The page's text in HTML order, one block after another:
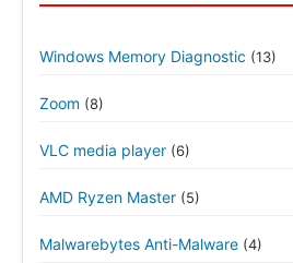
Windows Memory Diagnostic (13)
Zoom (8)
VLC media player (6)
AMD Ryzen Master (5)
Malwarebytes Anti-Malware (4)